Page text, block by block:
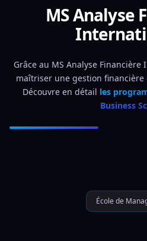
MS Analyse
Grâce au MS Analyse
maîtriser une gestion
Découvre en détail les
Business
École de